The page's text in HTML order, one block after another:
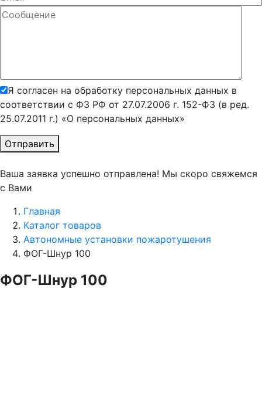
Я согласен на обработку персональных данных в
соответствии с ФЗ РФ от 27.07.2006 г. 152-ФЗ (в ред.
25.07.2011 г.) «О персональных данных»
Отправить
Ваша заявка успешно отправлена! Мы скоро свяжемся
с Вами
Главная
Каталог товаров
Автономные установки пожаротушения
ФОГ-Шнур 100
ФОГ-Шнур 100